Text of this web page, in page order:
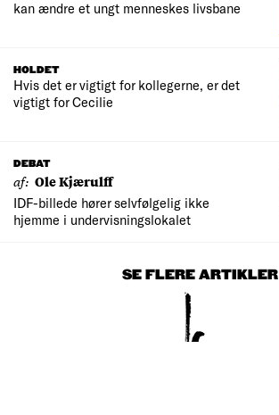
kan ændre et ungt menneskes livsbane
HOLDET
Hvis det er vigtigt for kollegerne, er det
vigtigt for Cecilie
DEBAT
af: Ole Kjærulff
IDF-billede hører selvfølgelig ikke
hjemme i undervisningslokalet
SE FLERE ARTIKLER